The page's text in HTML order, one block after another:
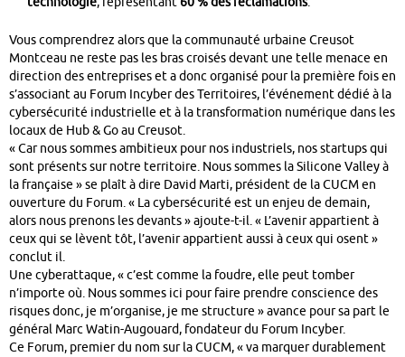
Vous comprendrez alors que la communauté urbaine Creusot
Montceau ne reste pas les bras croisés devant une telle menace en
direction des entreprises et a donc organisé pour la première fois en
s’associant au Forum Incyber des Territoires, l’événement dédié à la
cybersécurité industrielle et à la transformation numérique dans les
locaux de Hub & Go au Creusot.
« Car nous sommes ambitieux pour nos industriels, nos startups qui
sont présents sur notre territoire. Nous sommes la Silicone Valley à
la française » se plaît à dire David Marti, président de la CUCM en
ouverture du Forum. « La cybersécurité est un enjeu de demain,
alors nous prenons les devants » ajoute-t-il. « L’avenir appartient à
ceux qui se lèvent tôt, l’avenir appartient aussi à ceux qui osent »
conclut il.
Une cyberattaque, « c’est comme la foudre, elle peut tomber
n’importe où. Nous sommes ici pour faire prendre conscience des
risques donc, je m’organise, je me structure » avance pour sa part le
général Marc Watin-Augouard, fondateur du Forum Incyber.
Ce Forum, premier du nom sur la CUCM, « va marquer durablement